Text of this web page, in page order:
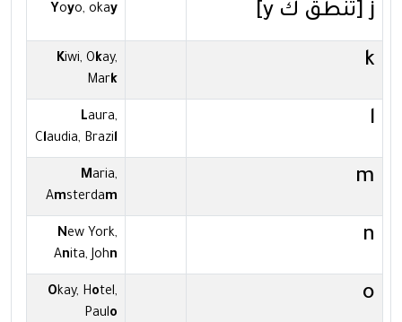
j [تنطق ك y] Yoyo, okay
k
Kiwi, Okay,
Mark
l
Laura,
Claudia, Brazil
m
Maria,
Amsterdam
n
New York,
Anita, John
o
Okay, Hotel,
Paulo